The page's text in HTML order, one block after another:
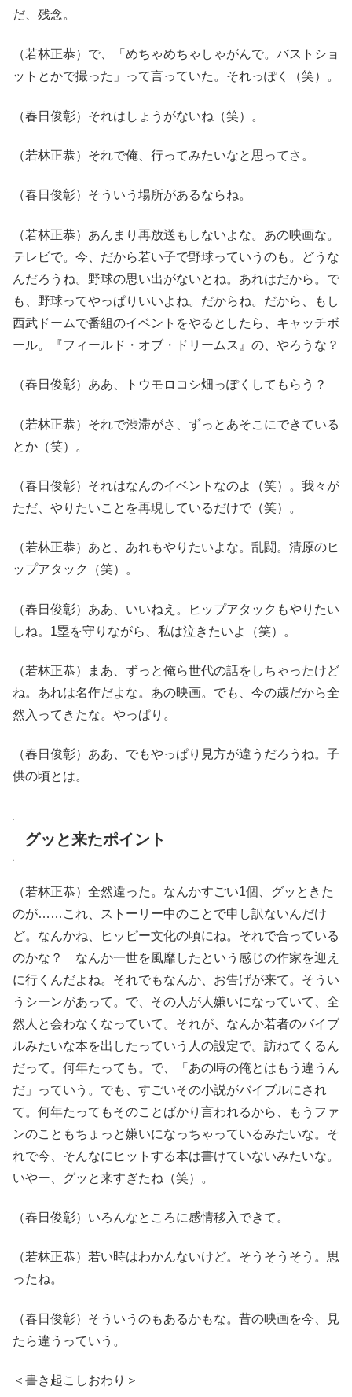
だ、残念。
（若林正恭）で、「めちゃめちゃしゃがんで。バストショ
ットとかで撮った」って言っていた。それっぽく（笑）。
（春日俊彰）それはしょうがないね（笑）。
（若林正恭）それで俺、行ってみたいなと思ってさ。
（春日俊彰）そういう場所があるならね。
（若林正恭）あんまり再放送もしないよな。あの映画な。
テレビで。今、だから若い子で野球っていうのも。どうな
んだろうね。野球の思い出がないとね。あれはだから。で
も、野球ってやっぱりいいよね。だからね。だから、もし
西武ドームで番組のイベントをやるとしたら、キャッチボ
ール。『フィールド・オブ・ドリームス』の、やろうな？
（春日俊彰）ああ、トウモロコシ畑っぽくしてもらう？
（若林正恭）それで渋滞がさ、ずっとあそこにできている
とか（笑）。
（春日俊彰）それはなんのイベントなのよ（笑）。我々が
ただ、やりたいことを再現しているだけで（笑）。
（若林正恭）あと、あれもやりたいよな。乱闘。清原のヒ
ップアタック（笑）。
（春日俊彰）ああ、いいねえ。ヒップアタックもやりたい
しね。1塁を守りながら、私は泣きたいよ（笑）。
（若林正恭）まあ、ずっと俺ら世代の話をしちゃったけど
ね。あれは名作だよな。あの映画。でも、今の歳だから全
然入ってきたな。やっぱり。
（春日俊彰）ああ、でもやっぱり見方が違うだろうね。子
供の頃とは。
グッと来たポイント
（若林正恭）全然違った。なんかすごい1個、グッときた
のが……これ、ストーリー中のことで申し訳ないんだけ
ど。なんかね、ヒッピー文化の頃にね。それで合っている
のかな？ なんか一世を風靡したという感じの作家を迎え
に行くんだよね。それでもなんか、お告げが来て。そうい
うシーンがあって。で、その人が人嫌いになっていて、全
然人と会わなくなっていて。それが、なんか若者のバイブ
ルみたいな本を出したっていう人の設定で。訪ねてくるん
だって。何年たっても。で、「あの時の俺とはもう違うん
だ」っていう。でも、すごいその小説がバイブルにされ
て。何年たってもそのことばかり言われるから、もうファ
ンのこともちょっと嫌いになっちゃっているみたいな。そ
れで今、そんなにヒットする本は書けていないみたいな。
いやー、グッと来すぎたね（笑）。
（春日俊彰）いろんなところに感情移入できて。
（若林正恭）若い時はわかんないけど。そうそうそう。思
ったね。
（春日俊彰）そういうのもあるかもな。昔の映画を今、見
たら違うっていう。
＜書き起こしおわり＞